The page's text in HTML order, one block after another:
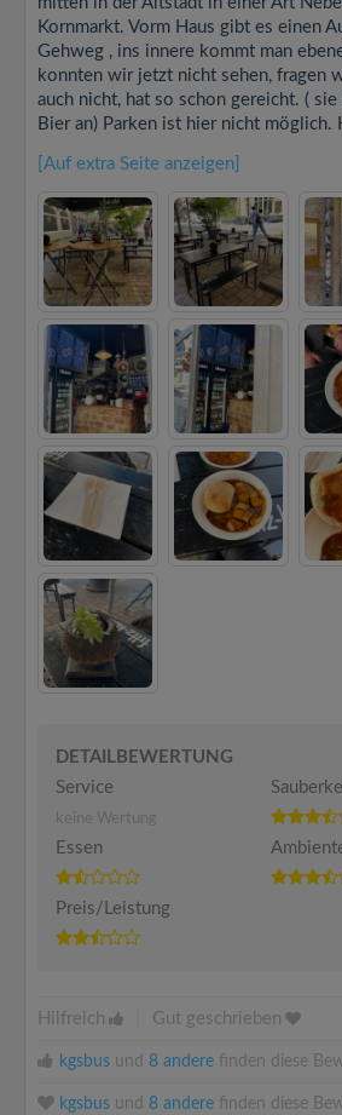
Kornmarkt. Vorm Haus gibt es einen
Gehweg , ins innere kommt man
konnten wir jetzt nicht sehen, fragen
auch nicht, hat so schon gereicht. ( sie
Bier an) Parken ist hier nicht möglich.
[Auf extra Seite anzeigen]
DETAILBEWERTUNG
Service
keine Wertung
Essen
Preis/Leistung
Hilfreich Gut geschrieben
kgsbus und 8 andere finden diese
kgsbus und 8 andere finden diese